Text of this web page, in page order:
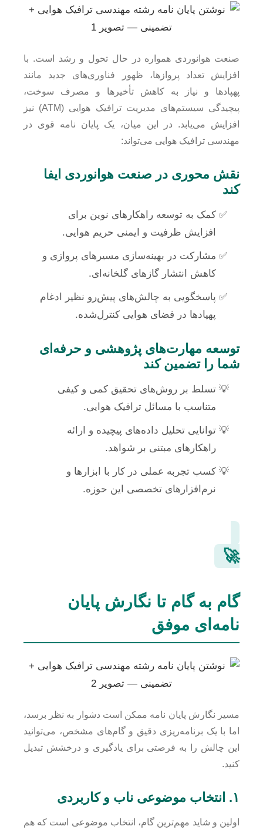
صنعت هوانوردی همواره در حال تحول و رشد است. با
افزایش تعداد پروازها، ظهور فناوری‌های جدید مانند
پهپادها و نیاز به کاهش تأخیرها و مصرف سوخت،
پیچیدگی سیستم‌های مدیریت ترافیک هوایی (ATM) نیز
افزایش می‌یابد. در این میان، یک پایان نامه قوی در
مهندسی ترافیک هوایی می‌تواند:
نقش محوری در صنعت هوانوردی ایفا
کند
کمک به توسعه راهکارهای نوین برای
افزایش ظرفیت و ایمنی حریم هوایی.
مشارکت در بهینه‌سازی مسیرهای پروازی و
کاهش انتشار گازهای گلخانه‌ای.
پاسخگویی به چالش‌های پیش‌رو نظیر ادغام
پهپادها در فضای هوایی کنترل‌شده.
توسعه مهارت‌های پژوهشی و حرفه‌ای
شما را تضمین کند
تسلط بر روش‌های تحقیق کمی و کیفی
متناسب با مسائل ترافیک هوایی.
توانایی تحلیل داده‌های پیچیده و ارائه
راهکارهای مبتنی بر شواهد.
کسب تجربه عملی در کار با ابزارها و
نرم‌افزارهای تخصصی این حوزه.
🚀
گام به گام تا نگارش پایان
نامه‌ای موفق
مسیر نگارش پایان نامه ممکن است دشوار به نظر برسد،
اما با یک برنامه‌ریزی دقیق و گام‌های مشخص، می‌توانید
این چالش را به فرصتی برای یادگیری و درخشش تبدیل
کنید.
۱. انتخاب موضوعی ناب و کاربردی
اولین و شاید مهم‌ترین گام، انتخاب موضوعی است که هم